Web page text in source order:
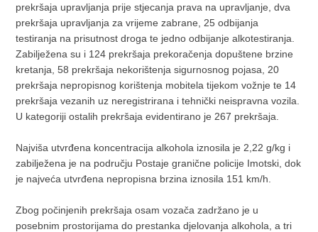
prekršaja upravljanja prije stjecanja prava na upravljanje, dva
prekršaja upravljanja za vrijeme zabrane, 25 odbijanja
testiranja na prisutnost droga te jedno odbijanje alkotestiranja.
Zabilježena su i 124 prekršaja prekoračenja dopuštene brzine
kretanja, 58 prekršaja nekorištenja sigurnosnog pojasa, 20
prekršaja nepropisnog korištenja mobitela tijekom vožnje te 14
prekršaja vezanih uz neregistrirana i tehnički neispravna vozila.
U kategoriji ostalih prekršaja evidentirano je 267 prekršaja.
Najviša utvrđena koncentracija alkohola iznosila je 2,22 g/kg i
zabilježena je na području Postaje granične policije Imotski, dok
je najveća utvrđena nepropisna brzina iznosila 151 km/h.
Zbog počinjenih prekršaja osam vozača zadržano je u
posebnim prostorijama do prestanka djelovanja alkohola, a tri